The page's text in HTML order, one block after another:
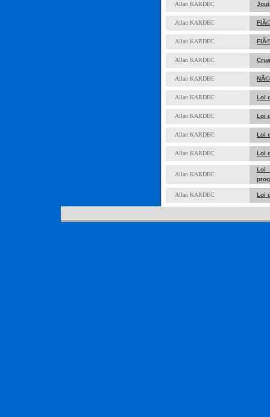
Allan KARDEC
Allan KARDEC
Allan KARDEC
Allan KARDEC
Allan KARDEC
Allan KARDEC Loi
Allan KARDEC Loi
Allan KARDEC Loi
Allan KARDEC Loi
Allan KARDEC
Loi
Allan KARDEC Loi